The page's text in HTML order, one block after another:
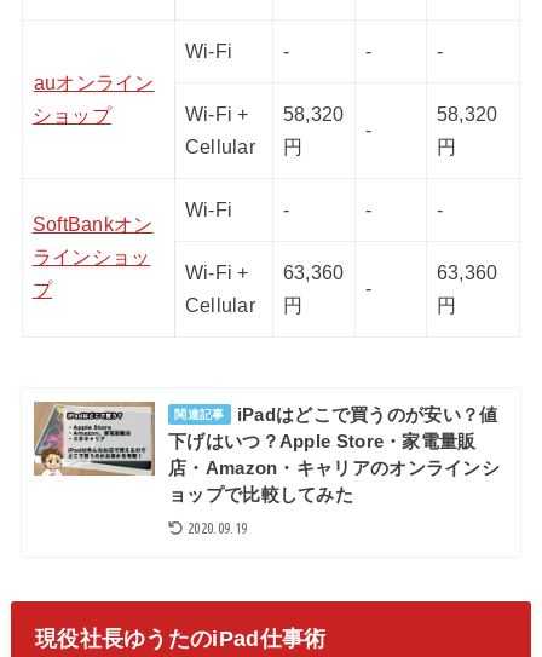
auオンライン
ショップ
Wi-Fi - - -
Wi-Fi +
Cellular
58,320
円
-
58,320
円
SoftBankオン
ラインショッ
プ
Wi-Fi - - -
Wi-Fi +
Cellular
63,360
円
-
63,360
円
関連記事
iPadはどこで買うのが安い？値
下げはいつ？Apple Store・家電量販
店・Amazon・キャリアのオンラインシ
ョップで比較してみた
2020.09.19
現役社長ゆうたのiPad仕事術